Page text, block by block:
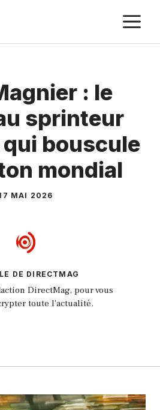
: le
sprinteur
bouscule
mondial
MAI 2026
DE DIRECTMAG
DirectMag, pour vous
toute l'actualité.